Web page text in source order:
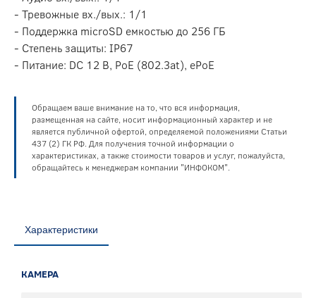
- Тревожные вх./вых.: 1/1
- Поддержка microSD емкостью до 256 ГБ
- Степень защиты: IP67
- Питание: DC 12 В, PoE (802.3at), ePoE
Обращаем ваше внимание на то, что вся информация,
размещенная на сайте, носит информационный характер и не
является публичной офертой, определяемой положениями Статьи
437 (2) ГК РФ. Для получения точной информации о
характеристиках, а также стоимости товаров и услуг, пожалуйста,
обращайтесь к менеджерам компании "ИНФОКОМ".
Характеристики
КАМЕРА